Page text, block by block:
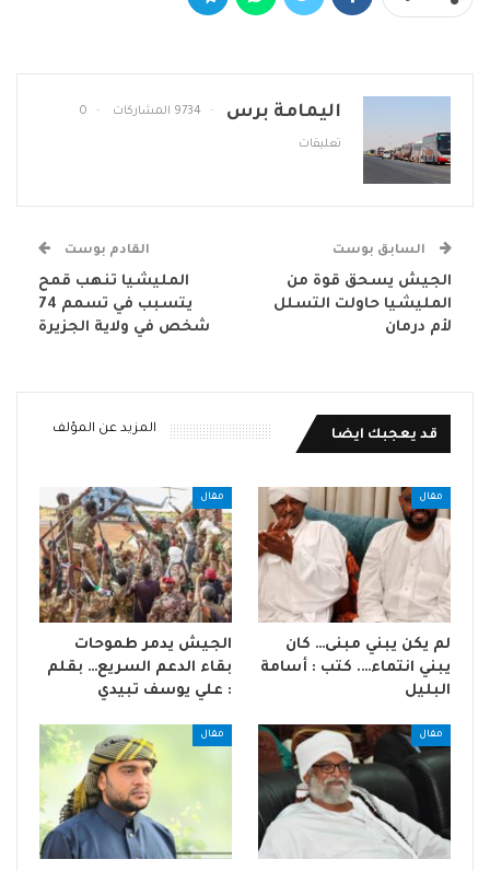
اليمامة برس 9734 المشاركات 0
تعليقات
السابق بوست
الجيش يسحق قوة من
المليشيا حاولت التسلل
لأم درمان
القادم بوست
المليشيا تنهب قمح
يتسبب في تسمم 74
شخص في ولاية الجزيرة
قد يعجبك ايضا المزيد عن المؤلف
مقال
لم يكن يبني مبنى… كان
يبني انتماء…. كتب : أسامة
البليل
مقال
الجيش يدمر طموحات
بقاء الدعم السريع… بقلم
: علي يوسف تبيدي
مقال مقال